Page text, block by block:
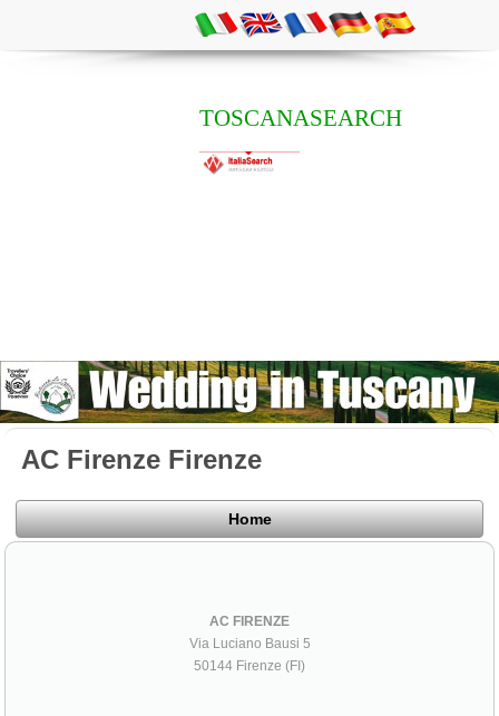
TOSCANASEARCH
AC Firenze Firenze
Home
AC FIRENZE
Via Luciano Bausi 5
50144 Firenze (FI)